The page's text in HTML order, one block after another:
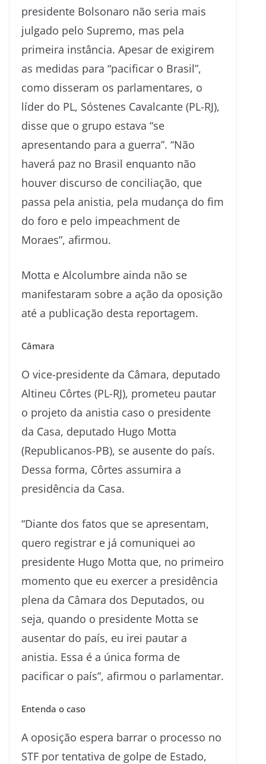
presidente Bolsonaro não seria mais
julgado pelo Supremo, mas pela
primeira instância. Apesar de exigirem
as medidas para “pacificar o Brasil”,
como disseram os parlamentares, o
líder do PL, Sóstenes Cavalcante (PL-RJ),
disse que o grupo estava “se
apresentando para a guerra”. “Não
haverá paz no Brasil enquanto não
houver discurso de conciliação, que
passa pela anistia, pela mudança do fim
do foro e pelo impeachment de
Moraes”, afirmou.
Motta e Alcolumbre ainda não se
manifestaram sobre a ação da oposição
até a publicação desta reportagem.
Câmara
O vice-presidente da Câmara, deputado
Altineu Côrtes (PL-RJ), prometeu pautar
o projeto da anistia caso o presidente
da Casa, deputado Hugo Motta
(Republicanos-PB), se ausente do país.
Dessa forma, Côrtes assumira a
presidência da Casa.
“Diante dos fatos que se apresentam,
quero registrar e já comuniquei ao
presidente Hugo Motta que, no primeiro
momento que eu exercer a presidência
plena da Câmara dos Deputados, ou
seja, quando o presidente Motta se
ausentar do país, eu irei pautar a
anistia. Essa é a única forma de
pacificar o país”, afirmou o parlamentar.
Entenda o caso
A oposição espera barrar o processo no
STF por tentativa de golpe de Estado,